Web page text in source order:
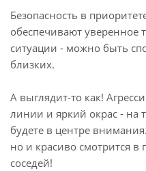
Безопасность в
обеспечивают
ситуации - можно быть
близких.
А выглядит-то как!
линии и яркий окрас - на
будете в центре
но и красиво смотрится в
соседей!